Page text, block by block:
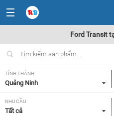
Ford Transit
TỈNH THÀNH
Quảng Ninh
NHU CẦU
Tất cả